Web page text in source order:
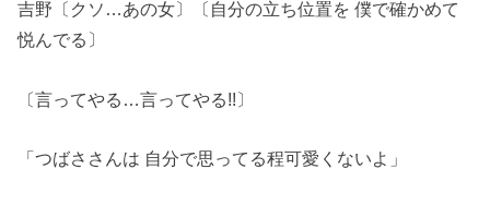
吉野〔クソ…あの女〕〔自分の立ち位置を 僕で確かめて
悦んでる〕
〔言ってやる…言ってやる!!〕
「つばささんは 自分で思ってる程可愛くないよ」